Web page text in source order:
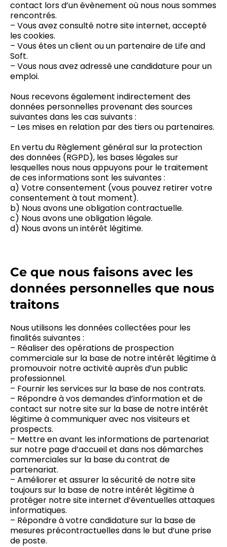
contact lors d’un évènement où nous nous sommes
rencontrés.
– Vous avez consulté notre site internet, accepté
les cookies.
– Vous êtes un client ou un partenaire de Life and
Soft.
– Vous nous avez adressé une candidature pour un
emploi.
Nous recevons également indirectement des
données personnelles provenant des sources
suivantes dans les cas suivants :
– Les mises en relation par des tiers ou partenaires.
En vertu du Règlement général sur la protection
des données (RGPD), les bases légales sur
lesquelles nous nous appuyons pour le traitement
de ces informations sont les suivantes :
a) Votre consentement (vous pouvez retirer votre
consentement à tout moment).
b) Nous avons une obligation contractuelle.
c) Nous avons une obligation légale.
d) Nous avons un intérêt légitime.
Ce que nous faisons avec les
données personnelles que nous
traitons
Nous utilisons les données collectées pour les
finalités suivantes :
– Réaliser des opérations de prospection
commerciale sur la base de notre intérêt légitime à
promouvoir notre activité auprès d’un public
professionnel.
– Fournir les services sur la base de nos contrats.
– Répondre à vos demandes d’information et de
contact sur notre site sur la base de notre intérêt
légitime à communiquer avec nos visiteurs et
prospects.
– Mettre en avant les informations de partenariat
sur notre page d’accueil et dans nos démarches
commerciales sur la base du contrat de
partenariat.
– Améliorer et assurer la sécurité de notre site
toujours sur la base de notre intérêt légitime à
protéger notre site internet d’éventuelles attaques
informatiques.
– Répondre à votre candidature sur la base de
mesures précontractuelles dans le but d’une prise
de poste.